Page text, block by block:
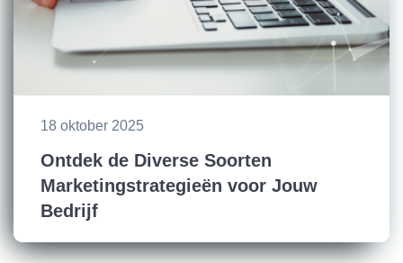
18 oktober 2025
Ontdek de Diverse Soorten
Marketingstrategieën voor Jouw
Bedrijf